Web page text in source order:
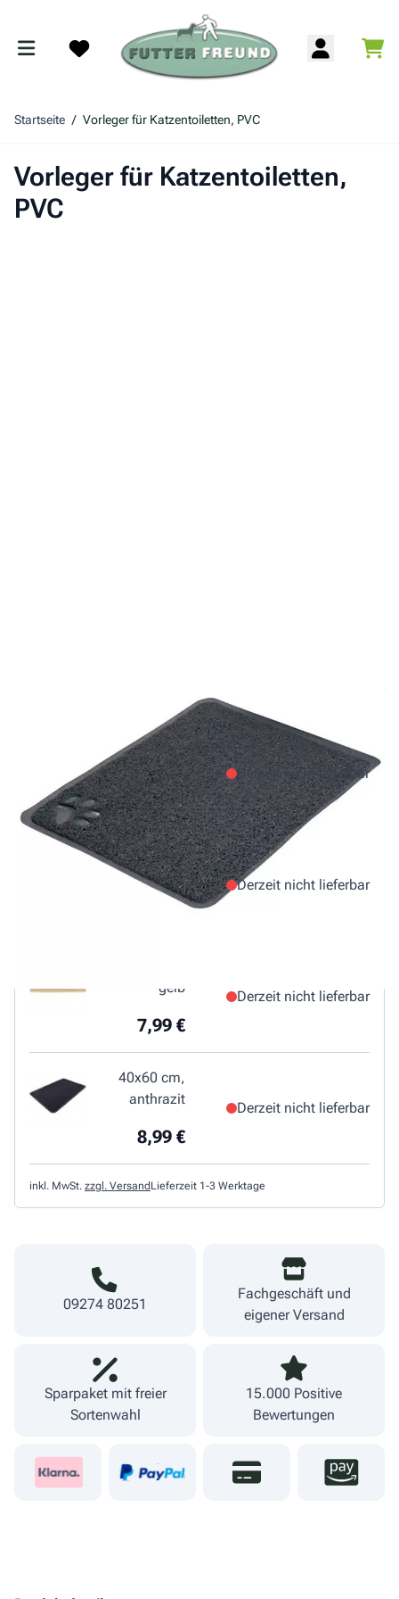
Startseite / Vorleger für Katzentoiletten, PVC
Vorleger für Katzentoiletten,
PVC
37 x 45cm,
anthrazit
4,99 €
Derzeit nicht lieferbar
40x60cm,
lila
Derzeit nicht lieferbar
gelb
7,99 €
Derzeit nicht lieferbar
40x60 cm,
anthrazit
8,99 €
Derzeit nicht lieferbar
inkl. MwSt. zzgl. Versand Lieferzeit 1-3 Werktage
09274 80251
Fachgeschäft und
eigener Versand
Sparpaket mit freier
Sortenwahl
15.000 Positive
Bewertungen